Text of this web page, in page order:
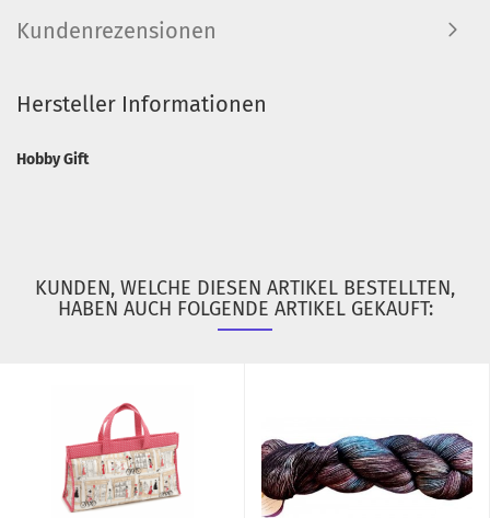
Kundenrezensionen
Hersteller Informationen
Hobby Gift
KUNDEN, WELCHE DIESEN ARTIKEL BESTELLTEN,
HABEN AUCH FOLGENDE ARTIKEL GEKAUFT: